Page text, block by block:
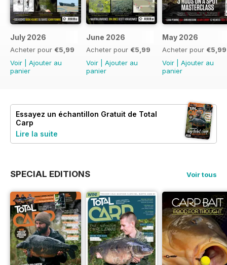
July 2026
Acheter pour €5,99
Voir
Ajouter au
panier
June 2026
Acheter pour €5,99
Voir
Ajouter au
panier
May 2026
Acheter pour €5,99
Voir
Ajouter au
panier
Essayez un échantillon Gratuit de Total
Carp
Lire la suite
SPECIAL EDITIONS Voir tous